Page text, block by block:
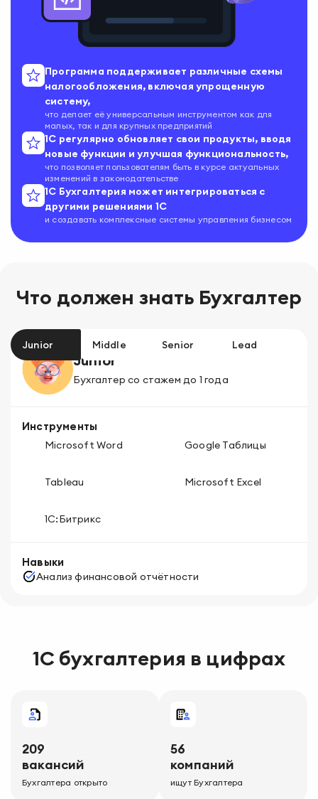
Программа поддерживает различные схемы
налогообложения, включая упрощенную
систему,
что делает её универсальным инструментом как для
малых, так и для крупных предприятий
1С регулярно обновляет свои продукты, вводя
новые функции и улучшая функциональность,
что позволяет пользователям быть в курсе актуальных
изменений в законодательстве
1С Бухгалтерия может интегрироваться с
другими решениями 1С
и создавать комплексные системы управления бизнесом
Что должен знать Бухгалтер
Junior
Бухгалтер со стажем до 1 года
Junior Middle Senior Lead
Инструменты
Microsoft Word Google Таблицы
Tableau Microsoft Excel
1С:Битрикс
Навыки
Анализ финансовой отчётности
1С бухгалтерия в цифрах
209
вакансий
Бухгалтера открыто
56
компаний
ищутБухгалтера